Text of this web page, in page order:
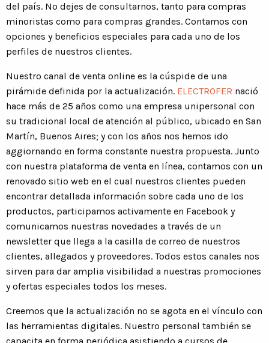
del país. No dejes de consultarnos, tanto para compras
minoristas como para compras grandes. Contamos con
opciones y beneficios especiales para cada uno de los
perfiles de nuestros clientes.
Nuestro canal de venta online es la cúspide de una
pirámide definida por la actualización. ELECTROFER nació
hace más de 25 años como una empresa unipersonal con
su tradicional local de atención al público, ubicado en San
Martín, Buenos Aires; y con los años nos hemos ido
aggiornando en forma constante nuestra propuesta. Junto
con nuestra plataforma de venta en línea, contamos con un
renovado sitio web en el cual nuestros clientes pueden
encontrar detallada información sobre cada uno de los
productos, participamos activamente en Facebook y
comunicamos nuestras novedades a través de un
newsletter que llega a la casilla de correo de nuestros
clientes, allegados y proveedores. Todos estos canales nos
sirven para dar amplia visibilidad a nuestras promociones
y ofertas especiales todos los meses.
Creemos que la actualización no se agota en el vínculo con
las herramientas digitales. Nuestro personal también se